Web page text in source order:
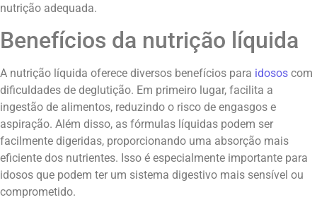
nutrição adequada.
Benefícios da nutrição líquida
A nutrição líquida oferece diversos benefícios para idosos com
dificuldades de deglutição. Em primeiro lugar, facilita a
ingestão de alimentos, reduzindo o risco de engasgos e
aspiração. Além disso, as fórmulas líquidas podem ser
facilmente digeridas, proporcionando uma absorção mais
eficiente dos nutrientes. Isso é especialmente importante para
idosos que podem ter um sistema digestivo mais sensível ou
comprometido.